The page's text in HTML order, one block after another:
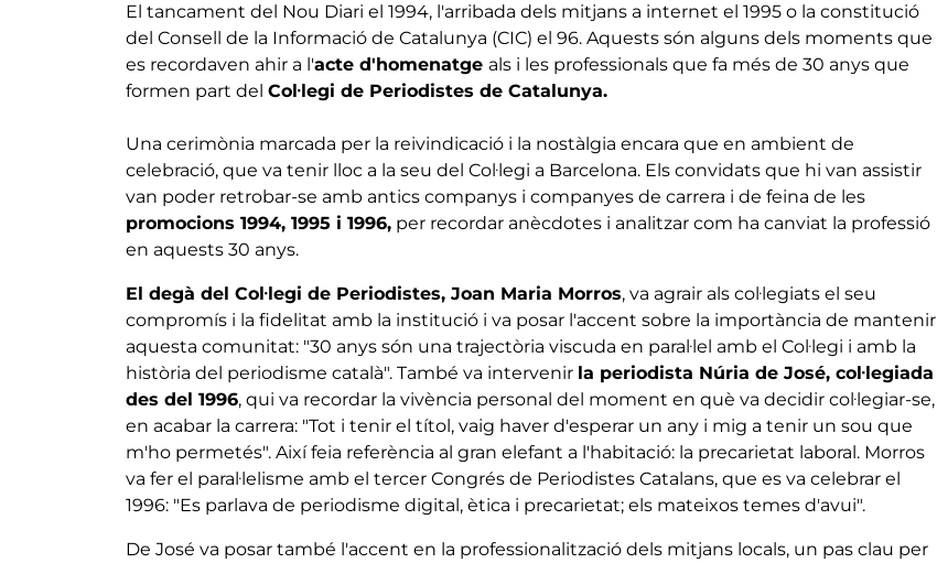
El tancament del Nou Diari el 1994, l'arribada dels mitjans a internet el 1995 o la constitució
del Consell de la Informació de Catalunya (CIC) el 96. Aquests són alguns dels moments que
es recordaven ahir a l'acte d'homenatge als i les professionals que fa més de 30 anys que
formen part del Col·legi de Periodistes de Catalunya.
Una cerimònia marcada per la reivindicació i la nostàlgia encara que en ambient de
celebració, que va tenir lloc a la seu del Col·legi a Barcelona. Els convidats que hi van assistir
van poder retrobar-se amb antics companys i companyes de carrera i de feina de les
promocions 1994, 1995 i 1996, per recordar anècdotes i analitzar com ha canviat la professió
en aquests 30 anys.
El degà del Col·legi de Periodistes, Joan Maria Morros, va agrair als col·legiats el seu
compromís i la fidelitat amb la institució i va posar l'accent sobre la importància de mantenir
aquesta comunitat: "30 anys són una trajectòria viscuda en paral·lel amb el Col·legi i amb la
història del periodisme català". També va intervenir la periodista Núria de José, col·legiada
des del 1996, qui va recordar la vivència personal del moment en què va decidir col·legiar-se,
en acabar la carrera: "Tot i tenir el títol, vaig haver d'esperar un any i mig a tenir un sou que
m'ho permetés". Així feia referència al gran elefant a l'habitació: la precarietat laboral. Morros
va fer el paral·lelisme amb el tercer Congrés de Periodistes Catalans, que es va celebrar el
1996: "Es parlava de periodisme digital, ètica i precarietat; els mateixos temes d'avui".
De José va posar també l'accent en la professionalització dels mitjans locals, un pas clau per